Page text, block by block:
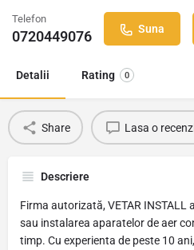
Telefon
0720449076 Suna
Detalii Rating 0
Share Lasa o
Descriere
Firma autorizată, VETAR INSTALL
sau instalarea aparatelor de aer
timp. Cu experienta de peste 10